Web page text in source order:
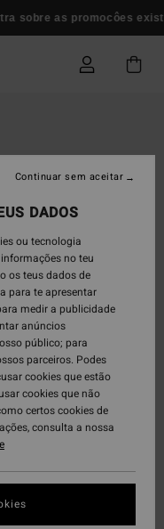
sobre as promocôes
DADOS
ou tecnologia
no teu
os teus dados de
para te apresentar
medir a publicidade
anúncios
público; para
parceiros. Podes
cookies que estão
cookies que não
certos cookies de
consulta a nossa
Continuar sem aceitar